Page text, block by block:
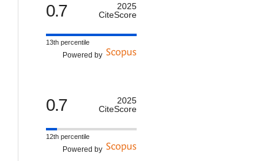
0.7
2025
CiteScore
13th percentile
Powered by
0.7
2025
CiteScore
12th percentile
Powered by